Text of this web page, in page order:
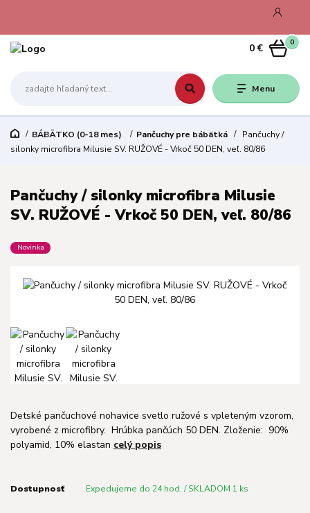
Menu
0
0 €
BÁBÄTKO (0-18 mes) Pančuchy pre bábätká
Pančuchy /
silonky microfibra Milusie SV. RUŽOVÉ - Vrkoč 50 DEN, veľ. 80/86
Pančuchy / silonky microfibra Milusie
SV. RUŽOVÉ - Vrkoč 50 DEN, veľ. 80/86
Novinka
Detské pančuchové nohavice svetlo ružové s vpleteným vzorom,
vyrobené z microfibry. Hrúbka pančúch 50 DEN. Zloženie: 90%
polyamid, 10% elastan celý popis
Dostupnosť Expedujeme do 24 hod. / SKLADOM 1 ks